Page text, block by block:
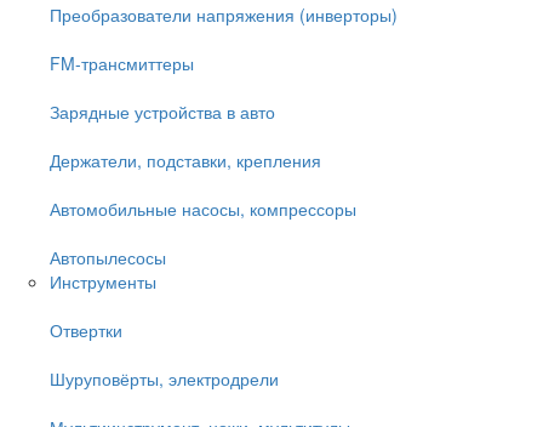
Преобразователи напряжения (инверторы)
FM-трансмиттеры
Зарядные устройства в авто
Держатели, подставки, крепления
Автомобильные насосы, компрессоры
Автопылесосы
Инструменты
Отвертки
Шуруповёрты, электродрели